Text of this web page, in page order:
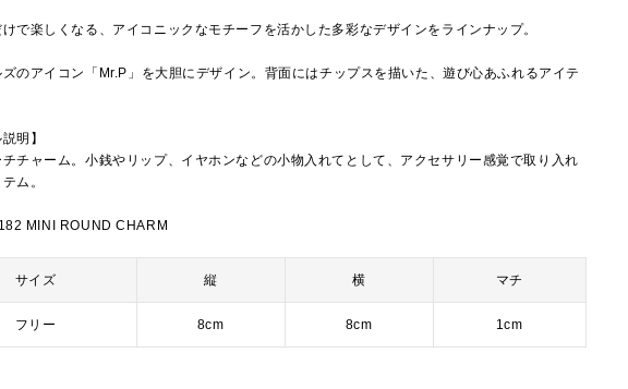
けで楽しくなる、アイコニックなモチーフを活かした多彩なデザインをラインナップ。
ズのアイコン「Mr.P」を大胆にデザイン。背面にはチップスを描いた、遊び心あふれるアイテ
明】
チチャーム。小銭やリップ、イヤホンなどの小物入れてとして、アクセサリー感覚で取り入れ
ム。
MINI ROUND CHARM
サイズ 縦 横 マチ
フリー 8cm 8cm 1cm